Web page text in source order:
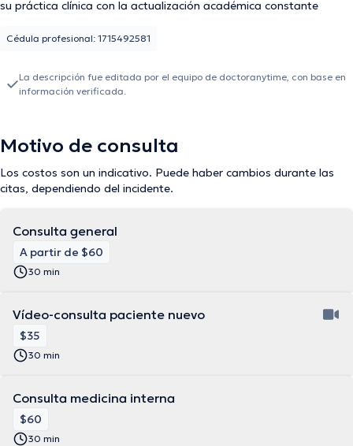
su práctica clínica con la actualización académica constante
Cédula profesional: 1715492581
La descripción fue editada por el equipo de doctoranytime, con base en
información verificada.
Motivo de consulta
Los costos son un indicativo. Puede haber cambios durante las
citas, dependiendo del incidente.
Consulta general
A partir de $60
30 min
Vídeo-consulta paciente nuevo
$35
30 min
Consulta medicina interna
$60
30 min